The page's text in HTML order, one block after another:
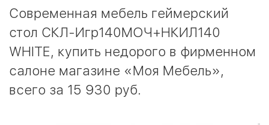
Современная мебель геймерский
стол СКЛ-Игр140МОЧ+НКИЛ140
WHITE, купить недорого в фирменном
салоне магазине «Моя Мебель»,
всего за 15 930 руб.